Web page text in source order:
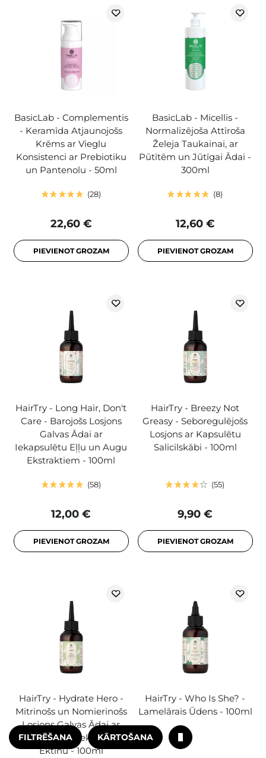
BasicLab - Complementis
- Keramīda Atjaunojošs
Krēms ar Vieglu
Konsistenci ar Prebiotiku
un Pantenolu - 50ml
28
22,60 €
PIEVIENOT GROZAM
BasicLab - Micellis -
Normalizējoša Attīroša
Želeja Taukainai, ar
Pūtītēm un Jūtīgai Ādai -
300ml
8
12,60 €
PIEVIENOT GROZAM
HairTry - Long Hair, Don't
Care - Barojošs Losjons
Galvas Ādai ar
Iekapsulētu Eļļu un Augu
Ekstraktiem - 100ml
58
12,00 €
PIEVIENOT GROZAM
HairTry - Breezy Not
Greasy - Seboregulējošs
Losjons ar Kapsulētu
Salicilskābi - 100ml
55
9,90 €
PIEVIENOT GROZAM
HairTry - Hydrate Hero -
Mitrinošs un Nomierinošs
Losjons Galvas Ādai ar
NMF Kompleksu un
Ektīnu - 100ml
HairTry - Who Is She? -
Lamelārais Ūdens - 100ml
FILTRĒŠANA KĀRTOŠANA